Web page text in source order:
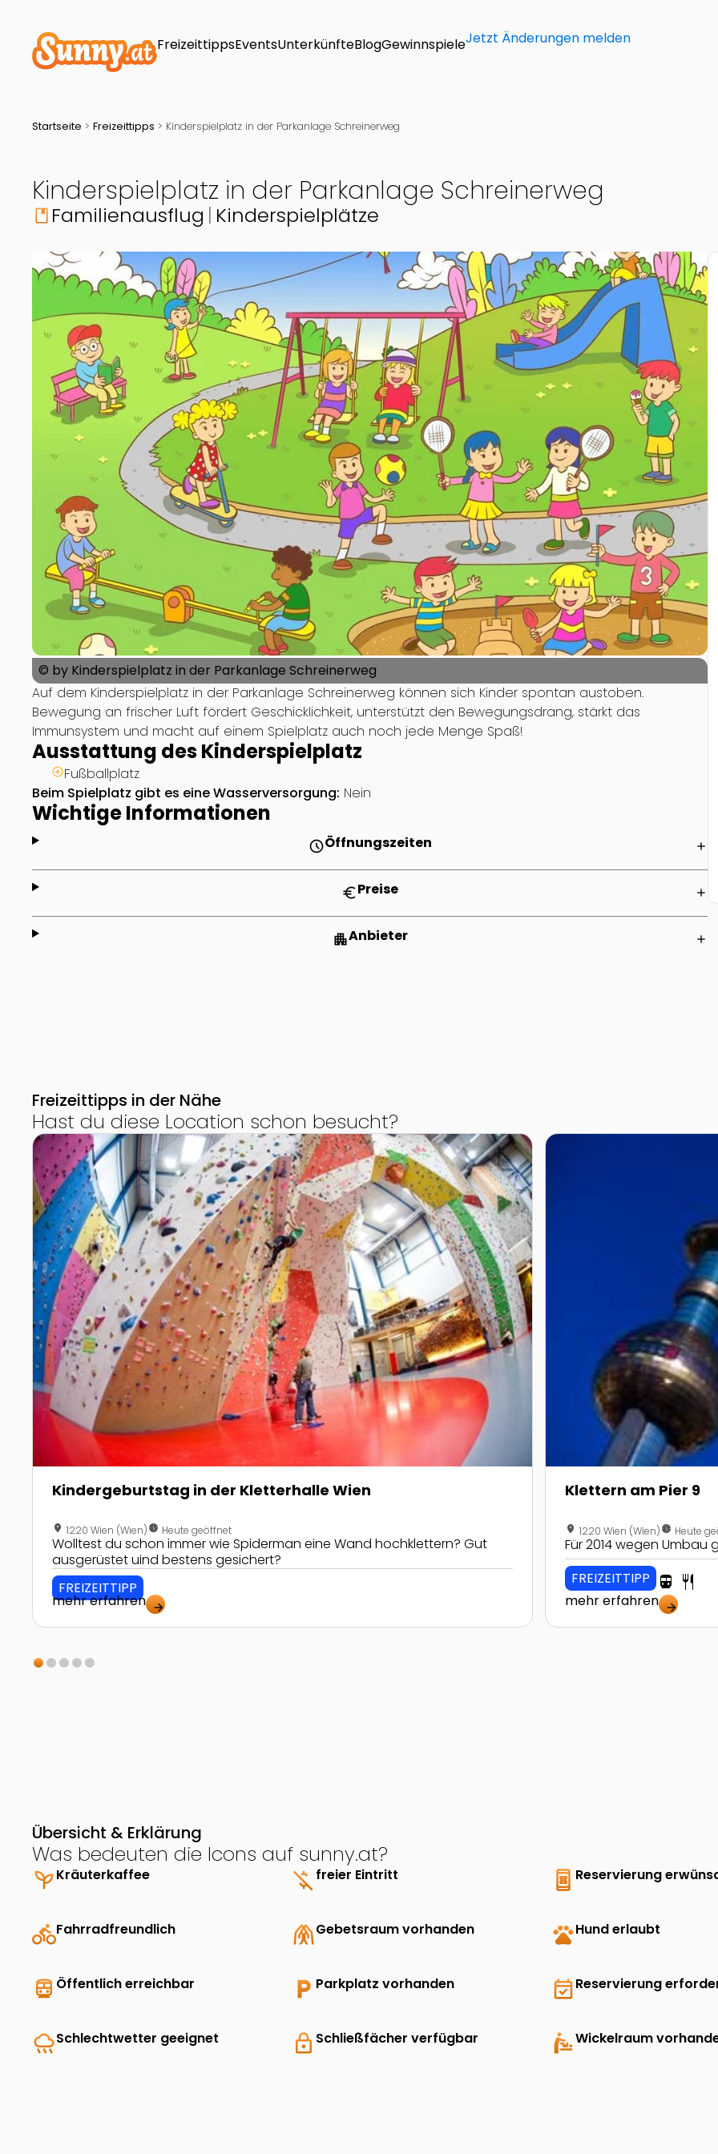
FreizeittippsEventsUnterkünfteBlogGewinnspieleJetzt Änderungen melden
Startseite > Freizeittipps > Kinderspielplatz in der Parkanlage Schreinerweg
Kinderspielplatz in der Parkanlage Schreinerweg
book Familienausflug Kinderspielplätze
© by Kinderspielplatz in der Parkanlage Schreinerweg
Auf dem Kinderspielplatz in der Parkanlage Schreinerweg können sich Kinder spontan austoben.
Bewegung an frischer Luft fördert Geschicklichkeit, unterstützt den Bewegungsdrang, stärkt das
Immunsystem und macht auf einem Spielplatz auch noch jede Menge Spaß!
Ausstattung des Kinderspielplatz
Fußballplatz
Beim Spielplatz gibt es eine Wasserversorgung: Nein
Wichtige Informationen
scheduleÖffnungszeiten add
euroPreise add
apartmentAnbieter add
Freizeittipps in der Nähe
Hast du diese Location schon besucht?
Zur Detailseite von Kindergeburtstag in der Kletterhalle Wien
Kindergeburtstag in der Kletterhalle Wien
location_on 1220 Wien (Wien)nest_clock_farsight_analog Heute geöffnet
Wolltest du schon immer wie Spiderman eine Wand hochklettern? Gut
ausgerüstet uind bestens gesichert?
FREIZEITTIPP
mehr erfahren arrow_forward
Zur Detailseite von
Klettern am Pier 9
location_on 1220 Wien (Wien)nest_clock_farsight_analog Heute
Für 2014 wegen Umbau
FREIZEITTIPP directions_transit restaurant
mehr erfahren arrow_forward
Übersicht & Erklärung
Was bedeuten die Icons auf sunny.at?
psychiatryKräuterkaffee money_off freier Eintritt book_online Reservierung
directions_bikeFahrradfreundlich folded_handsGebetsraum vorhanden petsHund erlaubt
directions_transit Öffentlich erreichbar local_parking Parkplatz vorhanden event_availableReservierung
rainySchlechtwetter geeignet lock Schließfächer verfügbar baby_changing_stationWickelraum